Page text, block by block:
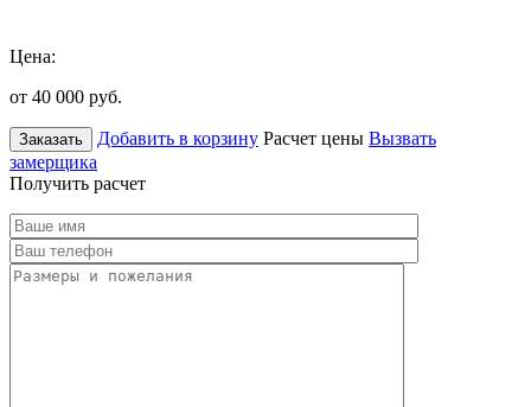
Цена:
от 40 000 руб.
Заказать Добавить в корзину Расчет цены Вызвать
замерщика
Получить расчет